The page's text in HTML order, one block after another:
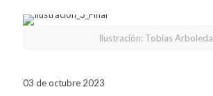
Ilustración: Tobías Arboleda
03 de octubre 2023